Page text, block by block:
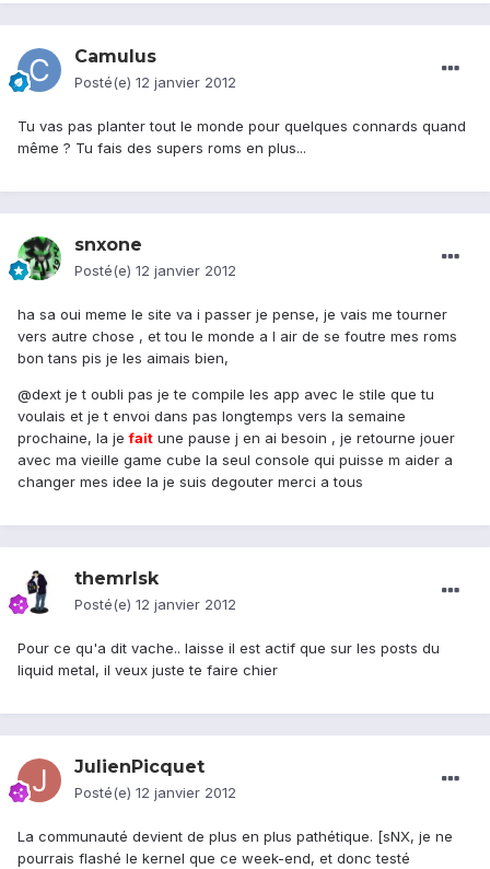
Camulus
Posté(e) 12 janvier 2012
Tu vas pas planter tout le monde pour quelques connards quand
même ? Tu fais des supers roms en plus...
snxone
Posté(e) 12 janvier 2012
ha sa oui meme le site va i passer je pense, je vais me tourner
vers autre chose , et tou le monde a l air de se foutre mes roms
bon tans pis je les aimais bien,
@dext je t oubli pas je te compile les app avec le stile que tu
voulais et je t envoi dans pas longtemps vers la semaine
prochaine, la jefait une pause j en ai besoin , je retourne jouer
avec ma vieille game cube la seul console qui puisse m aider a
changer mes idee la je suis degouter merci a tous
themrlsk
Posté(e) 12 janvier 2012
Pour ce qu'a dit vache.. laisse il est actif que sur les posts du
liquid metal, il veux juste te faire chier
JulienPicquet
Posté(e) 12 janvier 2012
La communauté devient de plus en plus pathétique. [sNX, je ne
pourrais flashé le kernel que ce week-end, et donc testé